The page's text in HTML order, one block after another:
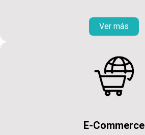
Ver más
E-Commerce